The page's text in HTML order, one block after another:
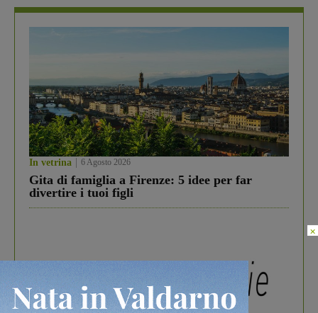
In vetrina 6 Agosto 2026
Gita di famiglia a Firenze: 5 idee per far
divertire i tuoi figli
×